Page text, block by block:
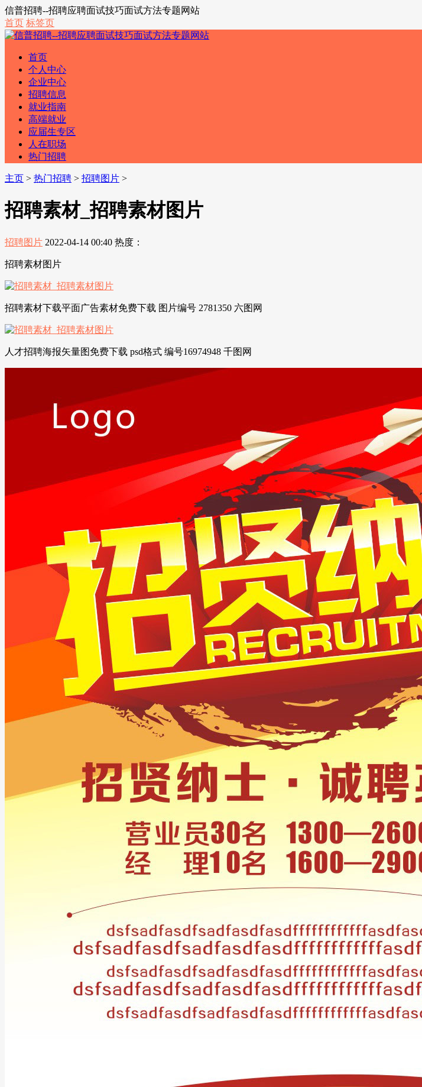
信普招聘--招聘应聘面试技巧面试方法专题网站
首页 标签页
首页
个人中心
企业中心
招聘信息
就业指南
高端就业
应届生专区
人在职场
热门招聘
主页 > 热门招聘 > 招聘图片 >
招聘素材_招聘素材图片
招聘图片 2022-04-14 00:40 热度：
招聘素材图片
招聘素材下载平面广告素材免费下载 图片编号 2781350 六图网
人才招聘海报矢量图免费下载 psd格式 编号16974948 千图网